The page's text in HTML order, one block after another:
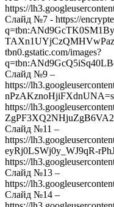
https://
Слайд №7 - https://
tbn0.gstatic.com/images?
Слайд №9 –
https://
https://
Слайд №11 –
https://
eyRj0LSWj0y_WJ9qR-
https://
Слайд №13 –
https://
Слайд №14 –